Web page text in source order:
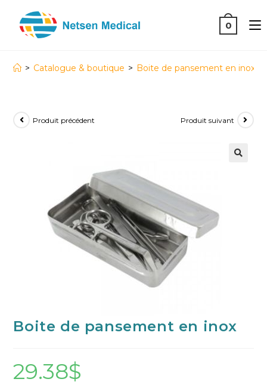
0
> Catalogue & boutique > Boite de pansement en inox
Produit précédent Produit suivant
Boite de pansement en inox
29.38$